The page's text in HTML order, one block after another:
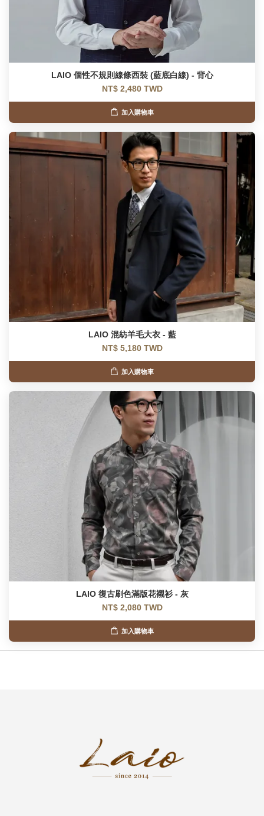
LAIO 個性不規則線條西裝 (藍底白線) - 背心
NT$ 2,480 TWD
加入購物車
LAIO 混紡羊毛大衣 - 藍
NT$ 5,180 TWD
加入購物車
LAIO 復古刷色滿版花襯衫 - 灰
NT$ 2,080 TWD
加入購物車